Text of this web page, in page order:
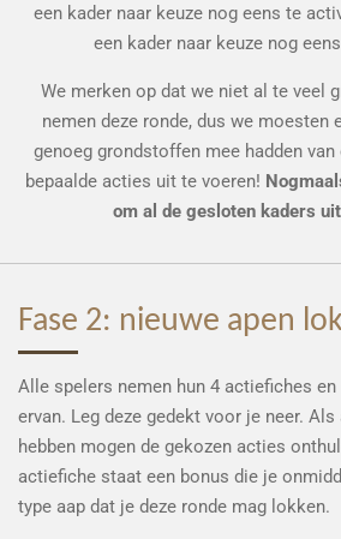
een kader naar keuze nog eens te
een kader naar keuze nog
We merken op dat we niet al te veel
nemen deze ronde, dus we moesten
genoeg grondstoffen mee hadden
bepaalde acties uit te voeren!
om al de gesloten kaders
Fase 2: nieuwe apen
Alle spelers nemen hun 4 actiefiches
ervan. Leg deze gedekt voor je neer.
hebben mogen de gekozen acties
actiefiche staat een bonus die je
type aap dat je deze ronde mag lokken.